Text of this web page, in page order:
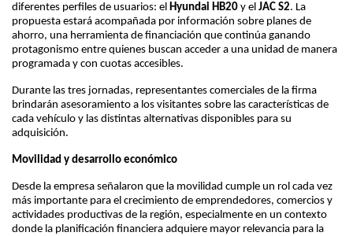
diferentes perfiles de usuarios: el Hyundai HB20 y el JAC S2. La
propuesta estará acompañada por información sobre planes de
ahorro, una herramienta de financiación que continúa ganando
protagonismo entre quienes buscan acceder a una unidad de manera
programada y con cuotas accesibles.
Durante las tres jornadas, representantes comerciales de la firma
brindarán asesoramiento a los visitantes sobre las características de
cada vehículo y las distintas alternativas disponibles para su
adquisición.
Movilidad y desarrollo económico
Desde la empresa señalaron que la movilidad cumple un rol cada vez
más importante para el crecimiento de emprendedores, comercios y
actividades productivas de la región, especialmente en un contexto
donde la planificación financiera adquiere mayor relevancia para la